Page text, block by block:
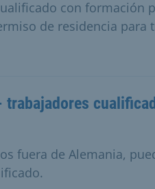
con formación
de residencia para
trabajadores
fuera de Alemania,